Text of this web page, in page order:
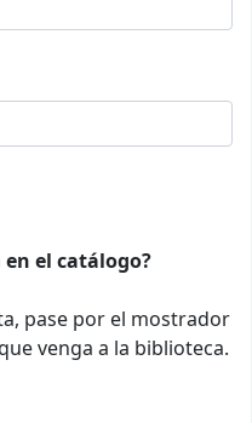
el catálogo?
pase por el mostrador
venga a la biblioteca.